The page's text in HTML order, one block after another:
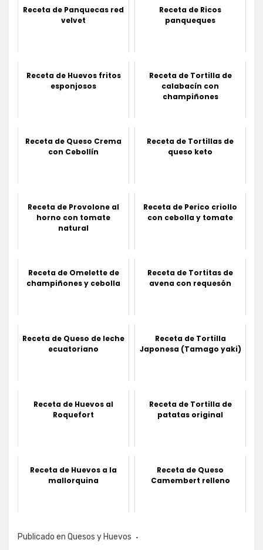
Receta de Panquecas red
velvet
Receta de Ricos
panqueques
Receta de Huevos fritos
esponjosos
Receta de Tortilla de
calabacín con
champiñones
Receta de Queso Crema
con Cebollín
Receta de Tortillas de
queso keto
Receta de Provolone al
horno con tomate
natural
Receta de Perico criollo
con cebolla y tomate
Receta de Omelette de
champiñones y cebolla
Receta de Tortitas de
avena con requesón
Receta de Queso de leche
ecuatoriano
Receta de Tortilla
Japonesa (Tamago yaki)
Receta de Huevos al
Roquefort
Receta de Tortilla de
patatas original
Receta de Huevos a la
mallorquina
Receta de Queso
Camembert relleno
Publicado en Quesos y Huevos